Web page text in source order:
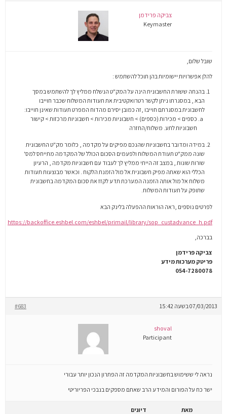
צביקה פרידמן
Keymaster
שובל שלום,
להלן אפשרויות יישומיות בהן תוכל להשתמש :
בהנחה ששורת החשבונית הינה על המק"ט הנשלח ממליץ לך להשתמש במסך
הבא , במסגרתו ניתן לקשר רטרואקטיבית את תעודות המשלוח שכבר חוייבו
לחשבונית במסגרתם חוייבו ,זה כמובן יסירם מהדוח המפרט תעודות שאינן חוייבו:
כספים > מכירות (כספים) > חשבוניות מכירות > חשבוניות מרכזות > קישור
חשבוניות לתע. משלוח/החזרה
במידה ומדובר בחשבוניות שהנכם מפיקים על מקדמה , כלומר מק"ט החשבונית
שונה ממק"ט תעודת המשלוח ולפעמים הסכום הכולל של המקדמה מתייחס למס'
שורות שונות , במצב זה הייתי ממליץ לך לעבוד עם חשבוניות מקדמה , הרעיון
הכללי הוא שאתה מפיק חשבונית אל מול הזמנת הלקוח . וכאשר מבוצעות תעודות
משלוח אל מול אותה הזמנה המערכת תדע לקזז את סכום המקדמה בחשבונית
שתופק על תעודות המשלוח.
לפרטים נוספים ,ראה הוראות ההפעלה בלינק הבא
https://backoffice.eshbel.com/eshbel/primail/library/sop_custadvance_h.pdf
בברכה,
צביקה פרידמן
פריטק מערכות מידע
054-7280078
07/03/2013 בשעה 15:42 #683
shoval
Participant
נראה לי ששימוש בחשבוניות המקדמה זה הפתרון הנכון יותר עבורי
ישר כח על הפורום והמידע הרב שאתם מספקים בנבכי הפריוריטי
מאת דיונים